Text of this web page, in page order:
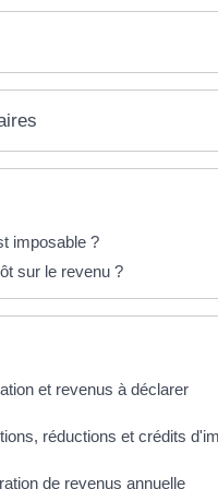
imposable ?
sur le revenu ?
et revenus à déclarer
réductions et crédits
de revenus annuelle